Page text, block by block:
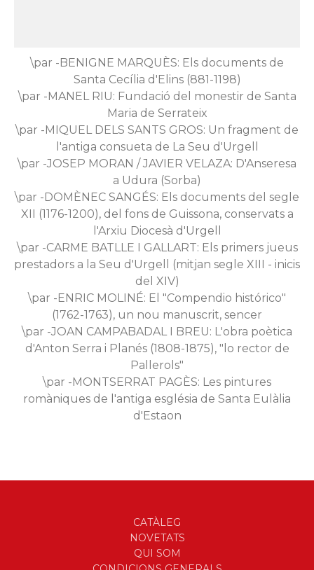
\par -BENIGNE MARQUÈS: Els documents de
Santa Cecília d'Elins (881-1198)
\par -MANEL RIU: Fundació del monestir de Santa
Maria de Serrateix
\par -MIQUEL DELS SANTS GROS: Un fragment de
l'antiga consueta de La Seu d'Urgell
\par -JOSEP MORAN / JAVIER VELAZA: D'Anseresa
a Udura (Sorba)
\par -DOMÈNEC SANGÉS: Els documents del segle
XII (1176-1200), del fons de Guissona, conservats a
l'Arxiu Diocesà d'Urgell
\par -CARME BATLLE I GALLART: Els primers jueus
prestadors a la Seu d'Urgell (mitjan segle XIII - inicis
del XIV)
\par -ENRIC MOLINÉ: El "Compendio histórico"
(1762-1763), un nou manuscrit, sencer
\par -JOAN CAMPABADAL I BREU: L'obra poètica
d'Anton Serra i Planés (1808-1875), "lo rector de
Pallerols"
\par -MONTSERRAT PAGÈS: Les pintures
romàniques de l'antiga església de Santa Eulàlia
d'Estaon
CATÀLEG
NOVETATS
QUI SOM